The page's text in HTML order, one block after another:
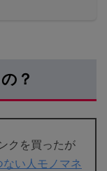
？
クを買ったが
ない人モノマネ